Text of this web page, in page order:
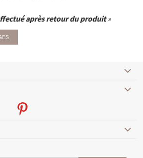
après retour du produit